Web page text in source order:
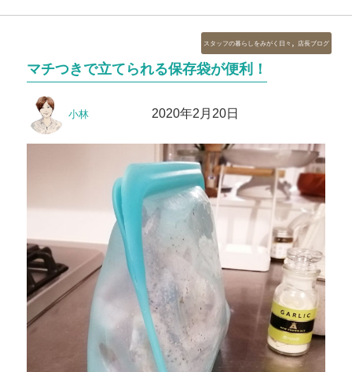
マチつきで立てられる保存袋が便利！
稿
小林稿
2020年2月20日
カ
テ
ゴ
スタッフの暮らしをみがく日々 , 店長ブログ